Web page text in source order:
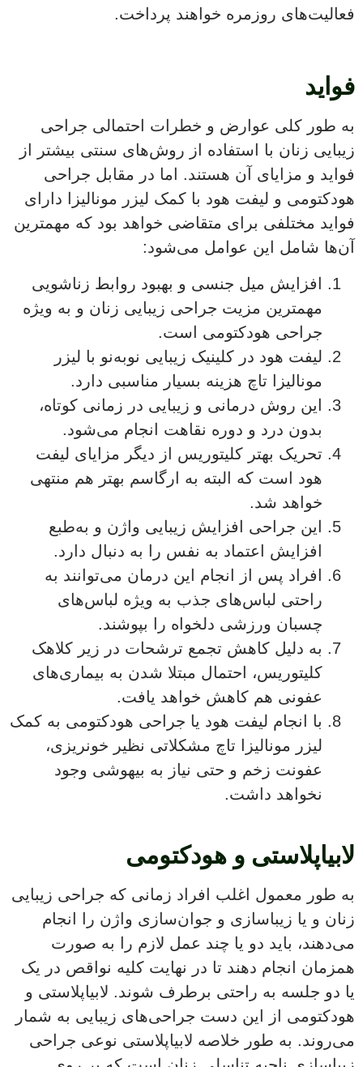
فعالیت‌های روزمره خواهند پرداخت.
فواید
به طور کلی عوارض و خطرات احتمالی جراحی
زیبایی زنان با استفاده از روش‌های سنتی بیشتر از
فواید و مزایای آن هستند. اما در مقابل جراحی
هودکتومی و لیفت هود با کمک لیزر مونالیزا دارای
فواید مختلفی برای متقاضی خواهد بود که مهمترین
آن‌ها شامل این عوامل می‌شود:
افزایش میل جنسی و بهبود روابط زناشویی
مهمترین مزیت جراحی زیبایی زنان و به ویژه
جراحی هودکتومی است.
لیفت هود در کلینیک زیبایی نوبه‌نو با لیزر
مونالیزا تاچ هزینه بسیار مناسبی دارد.
این روش درمانی و زیبایی در زمانی کوتاه،
بدون درد و دوره نقاهت انجام می‌شود.
تحریک بهتر کلیتوریس از دیگر مزایای لیفت
هود است که البته به ارگاسم بهتر هم منتهی
خواهد شد.
این جراحی افزایش زیبایی واژن و به‌طبع
افزایش اعتماد به نفس را به دنبال دارد.
افراد پس از انجام این درمان می‌توانند به
راحتی لباس‌های جذب به ویژه لباس‌های
چسبان ورزشی دلخواه را بپوشند.
به دلیل کاهش تجمع ترشحات در زیر کلاهک
کلیتوریس، احتمال مبتلا شدن به بیماری‌های
عفونی هم کاهش خواهد یافت.
با انجام لیفت هود یا جراحی هودکتومی به کمک
لیزر مونالیزا تاچ مشکلاتی نظیر خونریزی،
عفونت زخم و حتی نیاز به بیهوشی وجود
نخواهد داشت.
لابیاپلاستی و هودکتومی
به طور معمول اغلب افراد زمانی که جراحی زیبایی
زنان و یا زیباسازی و جوان‌سازی واژن را انجام
می‌دهند، باید دو یا چند عمل لازم را به صورت
همزمان انجام دهند تا در نهایت کلیه نواقص در یک
یا دو جلسه به راحتی برطرف شوند. لابیاپلاستی و
هودکتومی از این دست جراحی‌های زیبایی به شمار
می‌روند. به طور خلاصه لابیاپلاستی نوعی جراحی